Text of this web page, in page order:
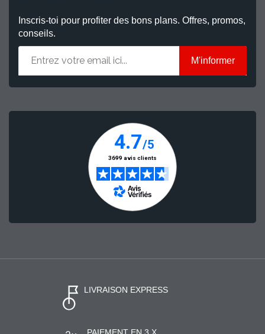
Inscris-toi pour profiter des bons plans. Offres, promos,
conseils.
M'informer
LIVRAISON EXPRESS